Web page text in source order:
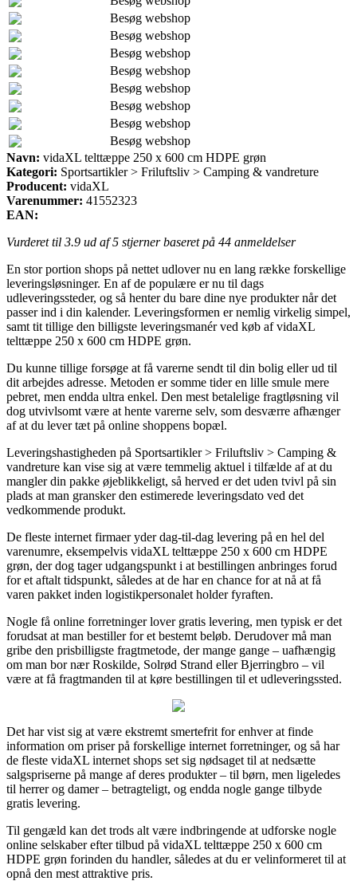
Besøg webshop
Besøg webshop
Besøg webshop
Besøg webshop
Besøg webshop
Besøg webshop
Besøg webshop
Besøg webshop
Navn: vidaXL telttæppe 250 x 600 cm HDPE grøn
Kategori: Sportsartikler > Friluftsliv > Camping & vandreture
Producent: vidaXL
Varenummer: 41552323
EAN:
Vurderet til 3.9 ud af 5 stjerner baseret på 44 anmeldelser
En stor portion shops på nettet udlover nu en lang række forskellige
leveringsløsninger. En af de populære er nu til dags
udleveringssteder, og så henter du bare dine nye produkter når det
passer ind i din kalender. Leveringsformen er nemlig virkelig simpel,
samt tit tillige den billigste leveringsmanér ved køb af vidaXL
telttæppe 250 x 600 cm HDPE grøn.
Du kunne tillige forsøge at få varerne sendt til din bolig eller ud til
dit arbejdes adresse. Metoden er somme tider en lille smule mere
pebret, men endda ultra enkel. Den mest betalelige fragtløsning vil
dog utvivlsomt være at hente varerne selv, som desværre afhænger
af at du lever tæt på online shoppens bopæl.
Leveringshastigheden på Sportsartikler > Friluftsliv > Camping &
vandreture kan vise sig at være temmelig aktuel i tilfælde af at du
mangler din pakke øjeblikkeligt, så herved er det uden tvivl på sin
plads at man gransker den estimerede leveringsdato ved det
vedkommende produkt.
De fleste internet firmaer yder dag-til-dag levering på en hel del
varenumre, eksempelvis vidaXL telttæppe 250 x 600 cm HDPE
grøn, der dog tager udgangspunkt i at bestillingen anbringes forud
for et aftalt tidspunkt, således at de har en chance for at nå at få
varen pakket inden logistikpersonalet holder fyraften.
Nogle få online forretninger lover gratis levering, men typisk er det
forudsat at man bestiller for et bestemt beløb. Derudover må man
gribe den prisbilligste fragtmetode, der mange gange – uafhængig
om man bor nær Roskilde, Solrød Strand eller Bjerringbro – vil
være at få fragtmanden til at køre bestillingen til et udleveringssted.
Det har vist sig at være ekstremt smertefrit for enhver at finde
information om priser på forskellige internet forretninger, og så har
de fleste vidaXL internet shops set sig nødsaget til at nedsætte
salgspriserne på mange af deres produkter – til børn, men ligeledes
til herrer og damer – betragteligt, og endda nogle gange tilbyde
gratis levering.
Til gengæld kan det trods alt være indbringende at udforske nogle
online selskaber efter tilbud på vidaXL telttæppe 250 x 600 cm
HDPE grøn forinden du handler, således at du er velinformeret til at
opnå den mest attraktive pris.